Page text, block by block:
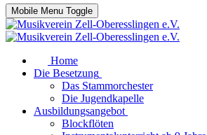
Mobile Menu Toggle
Home
Die Besetzung
Das Stammorchester
Die Jugendkapelle
Ausbildungsangebot
Blockflöten